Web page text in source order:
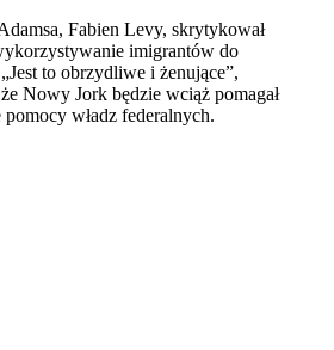
Fabien Levy, skrytykował
imigrantów do
to obrzydliwe i żenujące”,
Nowy Jork będzie wciąż pomagał
władz federalnych.